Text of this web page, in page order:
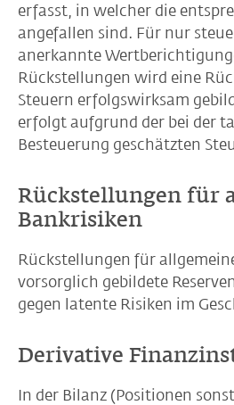
erfasst, in welcher die
angefallen sind. Für nur
anerkannte
Rückstellungen wird eine
Steuern erfolgswirksam
erfolgt aufgrund der bei der
Besteuerung geschätzten
Rückstellungen für
Bankrisiken
Rückstellungen für
vorsorglich gebildete
gegen latente Risiken im
Derivative
In der Bilanz (Positionen